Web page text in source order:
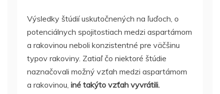
Výsledky štúdií uskutočnených na ľuďoch, o
potenciálnych spojitostiach medzi aspartámom
a rakovinou neboli konzistentné pre väčšinu
typov rakoviny. Zatiaľ čo niektoré štúdie
naznačovali možný vzťah medzi aspartámom
a rakovinou, iné takýto vzťah vyvrátili.